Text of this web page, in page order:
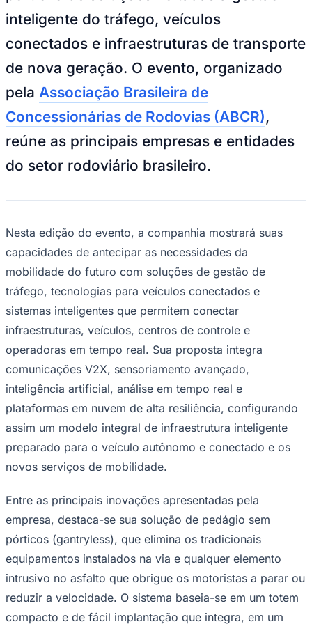
NFL
Fórmula 1
UFC
MLB
Atletismo
Vôlei
NBB
Competições de Futebol
Brasileirão Série A
Copa do Brasil
Sul-Americana
Copa América
Champions League
Premier League
La Liga
Bundesliga
Times - Ir direto
inteligente do tráfego, veículos
conectados e infraestruturas de transporte
de nova geração. O evento, organizado
pela Associação Brasileira de
Concessionárias de Rodovias (ABCR),
reúne as principais empresas e entidades
do setor rodoviário brasileiro.
Nesta edição do evento, a companhia mostrará suas
capacidades de antecipar as necessidades da
mobilidade do futuro com soluções de gestão de
tráfego, tecnologias para veículos conectados e
sistemas inteligentes que permitem conectar
infraestruturas, veículos, centros de controle e
operadoras em tempo real. Sua proposta integra
comunicações V2X, sensoriamento avançado,
inteligência artificial, análise em tempo real e
plataformas em nuvem de alta resiliência, configurando
assim um modelo integral de infraestrutura inteligente
preparado para o veículo autônomo e conectado e os
novos serviços de mobilidade.
Entre as principais inovações apresentadas pela
empresa, destaca-se sua solução de pedágio sem
pórticos (gantryless), que elimina os tradicionais
equipamentos instalados na via e qualquer elemento
intrusivo no asfalto que obrigue os motoristas a parar ou
reduzir a velocidade. O sistema baseia-se em um totem
compacto e de fácil implantação que integra, em um